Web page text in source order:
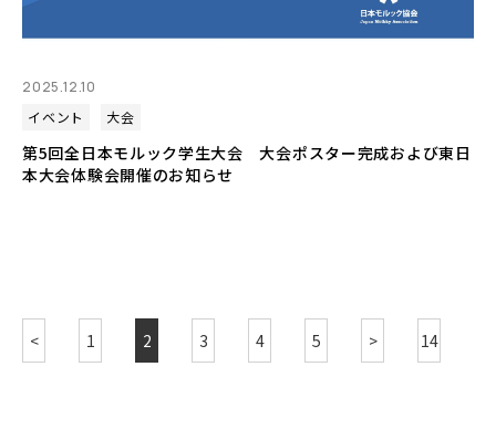
2025.12.10
イベント
大会
第5回全日本モルック学生大会 大会ポスター完成および東日
本大会体験会開催のお知らせ
< 1 2 3 4 5 > 14